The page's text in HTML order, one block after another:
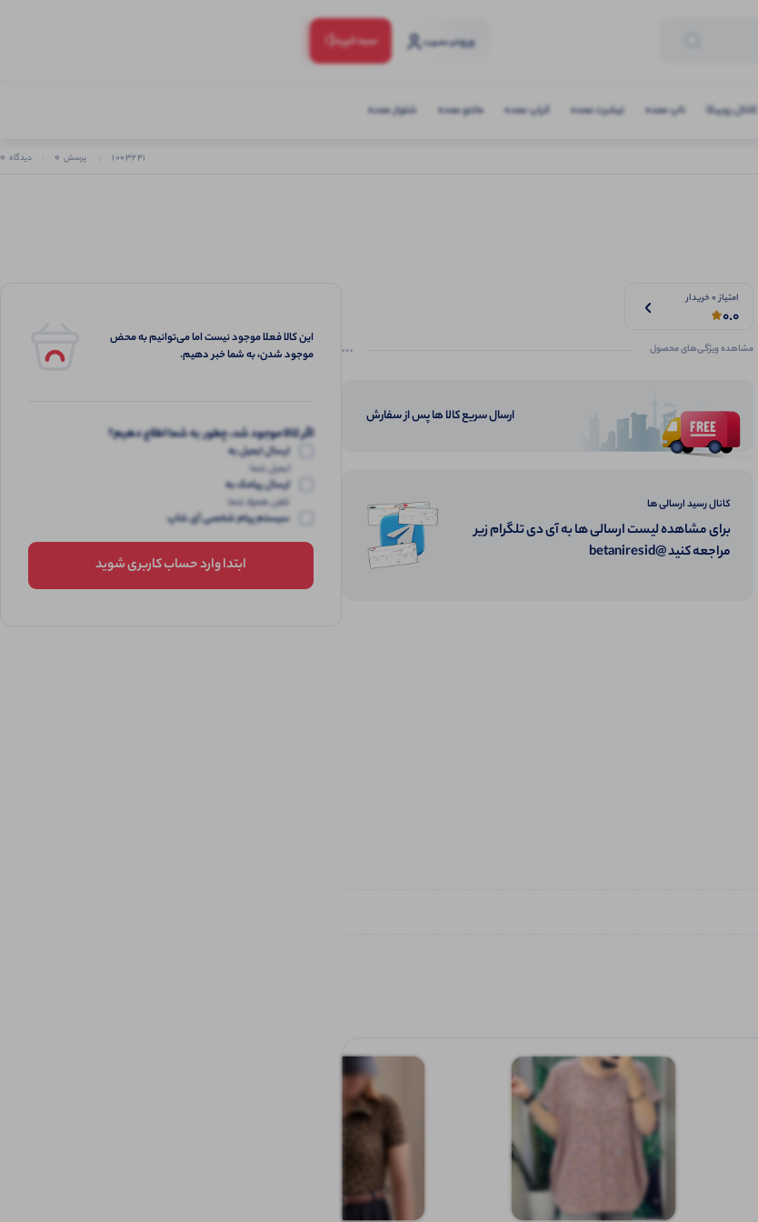
ورودو عضویت سبد‌خرید(:
کانال روبیکا تاپ عمده تیشرت عمده کراپ عمده مانتو عمده شلوار عمده
1003241 پرسش 0 دیدگاه 0
امتیاز 0 خریدار
0.0
مشاهده ویژگی‌های محصول
ارسال سریع کالا ها پس از سفارش
کانال رسید ارسالی ها
برای مشاهده لیست ارسالی ها به آی دی تلگرام زیر
مراجعه کنید @betaniresid
این کالا فعلا موجود نیست اما می‌توانیم به محض
موجود شدن، به شما خبر دهیم.
اگر کالا موجود شد، چطور به شما اطلاع دهیم؟
ارسال ایمیل به
ایمیل شما
ارسال پیامک به
تلفن همراه شما
سیستم پیام شخصی آی شاپ
ابتدا وارد حساب کاربری شوید